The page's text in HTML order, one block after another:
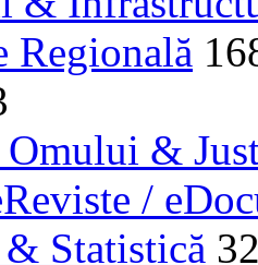
Regională
&
/
Statistică